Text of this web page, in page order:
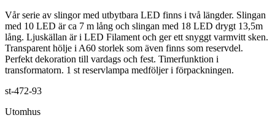
Vår serie av slingor med utbytbara LED finns i två längder. Slingan
med 10 LED är ca 7 m lång och slingan med 18 LED drygt 13,5m
lång. Ljuskällan är i LED Filament och ger ett snyggt varmvitt sken.
Transparent hölje i A60 storlek som även finns som reservdel.
Perfekt dekoration till vardags och fest. Timerfunktion i
transformatorn. 1 st reservlampa medföljer i förpackningen.
st-472-93
Utomhus